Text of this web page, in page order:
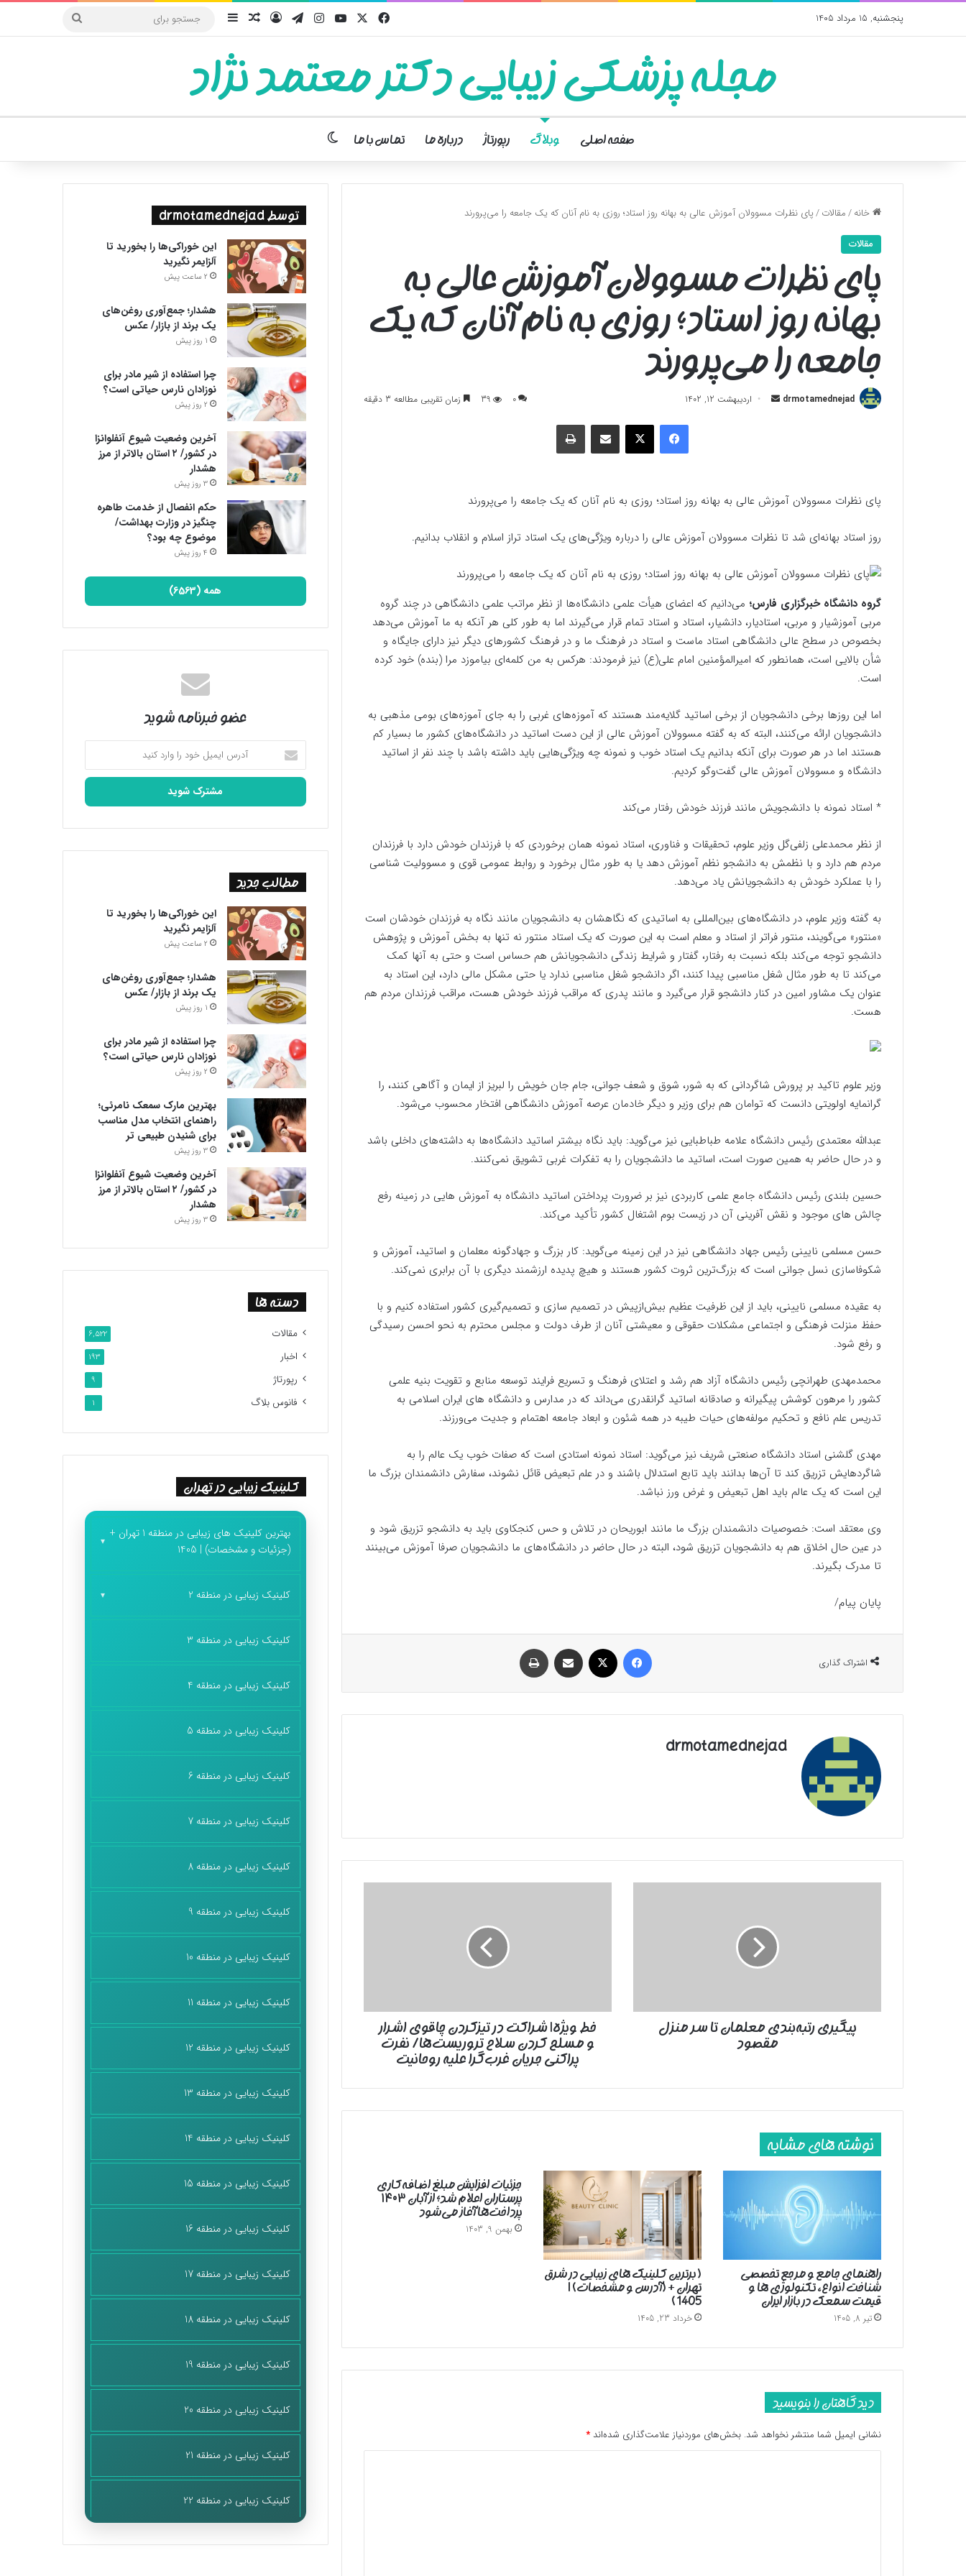
پنجشنبه, 15 مرداد 1405 فیسبوکایکسیوتیوباینستاگرام
تلگرامورودنوشته تصادفی
سایدبار
جستجو
مجله پزشکی زیبایی دکتر معتمد نژاد
صفحه اصلی وبلاگ رپورتاژ درباره ما تماس با ما تغییر پوسته
خانه/مقالات/پای نظرات مسوولان آموزش عالی به بهانه روز استاد؛ روزی به نام آنان که یک جامعه را می‌پرورند
مقالات
پای نظرات مسوولان آموزش عالی به
بهانه روز استاد؛ روزی به نام آنان که یک
جامعه را می‌پرورند
drmotamednejad
ارسال اردیبهشت 12, 1402 0
39 زمان تقریبی مطالعه 3 دقیقه
فیسبوک ایکس اشتراک گذاری با ایمیل چاپ
پای نظرات مسوولان آموزش عالی به بهانه روز استاد؛ روزی به نام آنان که یک جامعه را می‌پرورند
روز استاد بهانه‌ای شد تا نظرات مسوولان آموزش عالی را درباره ویژگی‌های یک استاد تراز اسلام و انقلاب بدانیم.
گروه دانشگاه خبرگزاری فارس؛ می‌دانیم که اعضای هیأت علمی دانشگاه‌ها از نظر مراتب علمی دانشگاهی در چند گروه
مربی آموزشیار و مربی، استادیار، دانشیار، استاد و استاد تمام قرار می‌گیرند اما به طور کلی هر آنکه به ما آموزش می‌دهد
بخصوص در سطح عالی دانشگاهی استاد ماست و استاد در فرهنگ ما و در فرهنگ کشورهای دیگر نیز دارای جایگاه و
شأن بالایی است، همانطور که امیرالمؤمنین امام علی(ع) نیز فرمودند: هرکس به من کلمه‌ای بیاموزد مرا (بنده) خود کرده
است.
اما این روزها برخی دانشجویان از برخی اساتید گلایه‌مند هستند که آموزه‌های غربی را به جای آموزه‌های بومی مذهبی به
دانشجویان ارائه می‌کنند، البته که به گفته مسوولان آموزش عالی از این دست اساتید در دانشگاه‌های کشور ما بسیار کم
هستند اما در هر صورت برای آنکه بدانیم یک استاد خوب و نمونه چه ویژگی‌هایی باید داشته باشد با چند نفر از اساتید
دانشگاه و مسوولان آموزش عالی گفت‌وگو کردیم.
* استاد نمونه با دانشجویش مانند فرزند خودش رفتار می‌کند
از نظر محمدعلی زلفی‌گل وزیر علوم، تحقیقات و فناوری، استاد نمونه همان برخوردی که با فرزندان خودش دارد با فرزندان
مردم هم دارد و با نظمش به دانشجو نظم آموزش دهد یا به طور مثال برخورد و روابط عمومی قوی و مسوولیت شناسی
را با عملکرد خودش به دانشجویانش یاد می‌دهد.
به گفته وزیر علوم، در دانشگاه‌های بین‌المللی به اساتیدی که نگاهشان به دانشجویان مانند نگاه به فرزندان خودشان است
«منتور» می‌گویند، منتور فراتر از استاد و معلم است به این صورت که یک استاد منتور نه تنها به بخش آموزش و پژوهش
دانشجو توجه می‌کند بلکه نسبت به رفتار، گفتار و شرایط زندگی دانشجویانش هم حساس است و حتی به آنها کمک
می‌کند تا به طور مثال شغل مناسبی پیدا کنند، اگر دانشجو شغل مناسبی ندارد یا حتی مشکل مالی دارد، این استاد به
عنوان یک مشاور امین در کنار دانشجو قرار می‌گیرد و مانند پدری که مراقب فرزند خودش هست، مراقب فرزندان مردم هم
هست.
وزیر علوم تاکید بر پرورش شاگردانی که به شور، شوق و شعف جوانی، جام جان خویش را لبریز از ایمان و آگاهی کنند، را
گرانمایه‌ اولویتی‌ دانست که توامان هم برای وزیر و دیگر خادمان عرصه‌ آموزش دانشگاهی افتخار محسوب می‌شود.
عبدالله معتمدی رئیس دانشگاه علامه طباطبایی نیز می‌گوید: باید نگاه بیشتر اساتید دانشگاه‌ها به داشته‌های داخلی باشد
و در حال حاضر به همین صورت است، اساتید ما دانشجویان را به تفکرات غربی تشویق نمی‌کنند.
حسین بلندی رئیس دانشگاه جامع علمی کاربردی نیز بر ضرورت پرداختن اساتید دانشگاه به آموزش هایی در زمینه رفع
چالش های موجود و نقش آفرینی آن در زیست بوم اشتغال کشور تأکید می‌کند.
حسن مسلمی نایینی رئیس جهاد دانشگاهی نیز در این زمینه می‌گوید: کار بزرگ و جهادگونه معلمان و اساتید، آموزش و
شکوفاسازی نسل جوانی‌ است که بزرگ‌ترین ثروت کشور هستند و هیچ پدیده‌ ارزشمند دیگری با آن برابری نمی‌کند.
به عقیده مسلمی نایینی، باید از این ظرفیت عظیم بیش‌ازپیش در تصمیم سازی و تصمیم‌گیری کشور استفاده کنیم و با
حفظ منزلت فرهنگی و اجتماعی مشکلات حقوقی و معیشتی آنان از طرف دولت و مجلس محترم به نحو احسن رسیدگی
و رفع شود.
محمدمهدی طهرانچی رئیس دانشگاه آزاد هم رشد و اعتلای فرهنگ و تسریع فرایند توسعه منابع و تقویت بنیه علمی
کشور را مرهون کوشش پیگیرانه و صادقانه اساتید گرانقدری می‌داند که در مدارس و دانشگاه های ایران اسلامی به
تدریس علم نافع و تحکیم مولفه‌های حیات طیبه در همه شئون و ابعاد جامعه اهتمام و جدیت می‌ورزند.
مهدی گلشنی استاد دانشگاه صنعتی شریف نیز می‌گوید: استاد نمونه استادی است که صفات خوب یک عالم را به
شاگردهایش تزریق کند تا آن‌ها بدانند باید تابع استدلال باشند و در علم تبعیض قائل نشوند، سفارش دانشمندان بزرگ ما
این است که یک عالم باید اهل تبعیض و غرض ورز نباشد.
وی معتقد است: خصوصیات دانشمندان بزرگ ما مانند ابوریحان در تلاش و حس کنجکاوی باید به دانشجو تزریق شود و
در عین حال اخلاق هم به دانشجویان تزریق شود، البته در حال حاضر در دانشگاه‌های ما دانشجویان صرفا آموزش می‌بینند
تا مدرک بگیرند.
پایان پیام/
اشتراک گذاری
فیسبوک ایکس اشتراک گذاری با ایمیل
drmotamednejad
پیگیری رتبه‌بندی معلمان تا سر منزل
مقصود
مسلح
کردن
سلاح
تروریست‌ها/
پراکنی
غرب‌گرا
خط ویژه| شراکت در تیزکردن چاقوی اشرار
و مسلح کردن سلاح تروریست‌ها/ نفرت
پراکنی جریان غرب‌گرا علیه روحانیت
نوشته های مشابه
راهنمای جامع و مرجع تخصصی
شناخت انواع، تکنولوژی ها و
قیمت سمعک در بازار ایران
تیر 8, 1405
( برترین کلینیک های زیبایی در شرق
تهران + (آدرس و مشخصات) |
1405 )
خرداد 23, 1405
جزئیات افزایش مبلغ اضافه‌کاری
پرستاران اعلام شد؛ از آبان ۱۴۰۳
پرداخت‌ها آغاز می‌شود
بهمن 9, 1403
دیدگاهتان را بنویسید
نشانی ایمیل شما منتشر نخواهد شد. بخش‌های موردنیاز علامت‌گذاری شده‌اند *
توسط drmotamednejad
این خوراکی‌ها را بخورید تا
آلزایمر نگیرید
2 ساعت پیش
هشدار؛ جمع‌آوری روغن‌های
یک برند از بازار/ عکس
1 روز پیش
چرا استفاده از شیر مادر برای
نوزادان نارس حیاتی است؟
2 روز پیش
آخرین وضعیت شیوع آنفلوانزا
در کشور/ ۲ استان بالاتر از مرز
هشدار
3 روز پیش
حکم انفصال از خدمت طاهره
چنگیز در وزارت بهداشت/
موضوع چه بود؟
4 روز پیش
همه (6563)
عضو خبرنامه شوید
آدرس
ایمیل
خود
وارد
مطالب جدید
این خوراکی‌ها را بخورید تا
آلزایمر نگیرید
2 ساعت پیش
هشدار؛ جمع‌آوری روغن‌های
یک برند از بازار/ عکس
1 روز پیش
چرا استفاده از شیر مادر برای
نوزادان نارس حیاتی است؟
2 روز پیش
بهترین مارک سمعک نامرئی؛
راهنمای انتخاب مدل مناسب
برای شنیدن طبیعی تر
3 روز پیش
آخرین وضعیت شیوع آنفلوانزا
در کشور/ ۲ استان بالاتر از مرز
هشدار
3 روز پیش
دسته ها
مقالات 6,522
اخبار 193
رپورتاژ 9
فانوس بلاگ 1
کلینیک زیبایی در تهران
بهترین کلینیک های زیبایی در منطقه 1 تهران +
(جزئیات و مشخصات) | 1405
کلینیک زیبایی در منطقه 2
کلینیک زیبایی در منطقه 3
کلینیک زیبایی در منطقه 4
کلینیک زیبایی در منطقه 5
کلینیک زیبایی در منطقه 6
کلینیک زیبایی در منطقه 7
کلینیک زیبایی در منطقه 8
کلینیک زیبایی در منطقه 9
کلینیک زیبایی در منطقه 10
کلینیک زیبایی در منطقه 11
کلینیک زیبایی در منطقه 12
کلینیک زیبایی در منطقه 13
کلینیک زیبایی در منطقه 14
کلینیک زیبایی در منطقه 15
کلینیک زیبایی در منطقه 16
کلینیک زیبایی در منطقه 17
کلینیک زیبایی در منطقه 18
کلینیک زیبایی در منطقه 19
کلینیک زیبایی در منطقه 20
کلینیک زیبایی در منطقه 21
کلینیک زیبایی در منطقه 22